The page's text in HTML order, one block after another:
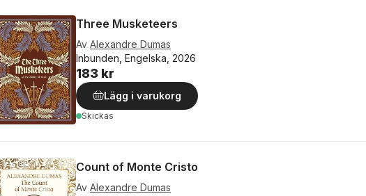
Three Musketeers
Av Alexandre Dumas
Inbunden, Engelska, 2026
183 kr
Lägg i varukorg
Skickas
Count of Monte Cristo
Av Alexandre Dumas